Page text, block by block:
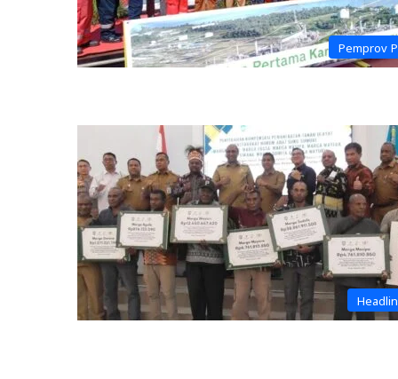
Pemprov